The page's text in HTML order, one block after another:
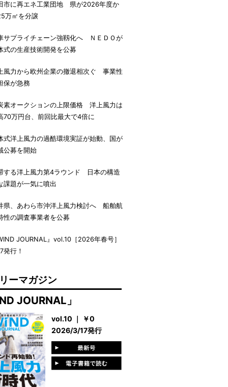
市に再エネ工業団地 県が2026年度か
万㎡を分譲
サプライチェーン強靱化へ ＮＥＤＯが
式の生産技術開発を公募
風力から欧州企業の撤退相次ぐ 事業性
保が急務
素オークションの上限価格 洋上風力は
70万円台、前回比最大で4倍に
式洋上風力の過酷環境実証が始動、国が
公募を開始
する洋上風力第4ラウンド 日本の構造
課題が一気に噴出
県、あわら市沖洋上風力検討へ 船舶航
性の調査事業者を公募
JOURNAL』vol.10［2026年春号］
発行！
ーマガジン
JOURNAL」
vol.10 ｜ ￥0
2026/3/17発行